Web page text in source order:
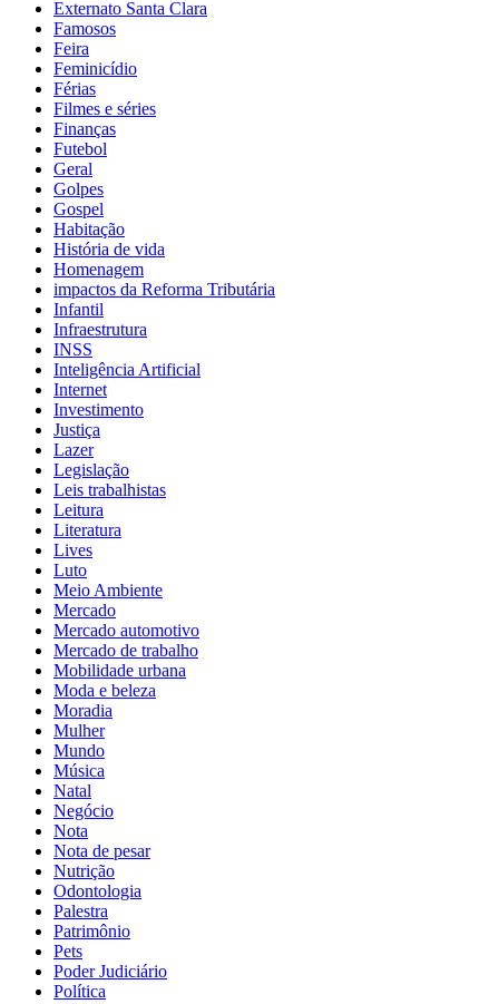
Externato Santa Clara
Famosos
Feira
Feminicídio
Férias
Filmes e séries
Finanças
Futebol
Geral
Golpes
Gospel
Habitação
História de vida
Homenagem
impactos da Reforma Tributária
Infantil
Infraestrutura
INSS
Inteligência Artificial
Internet
Investimento
Justiça
Lazer
Legislação
Leis trabalhistas
Leitura
Literatura
Lives
Luto
Meio Ambiente
Mercado
Mercado automotivo
Mercado de trabalho
Mobilidade urbana
Moda e beleza
Moradia
Mulher
Mundo
Música
Natal
Negócio
Nota
Nota de pesar
Nutrição
Odontologia
Palestra
Patrimônio
Pets
Poder Judiciário
Política